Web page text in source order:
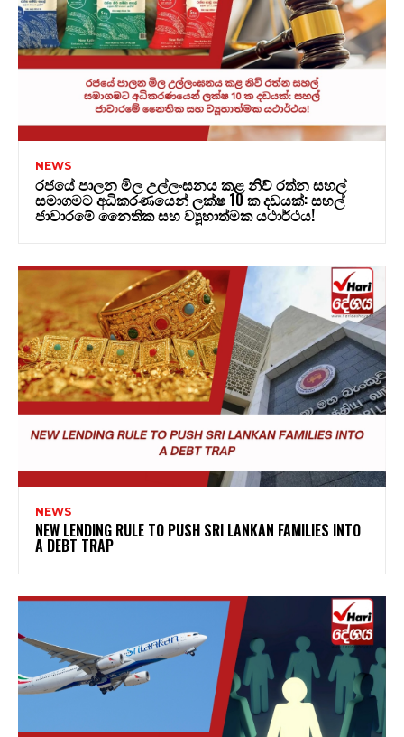
NEWS
රජයේ පාලන මිල උල්ලංඝනය කළ නිව් රත්න සහල්
සමාගමට අධිකරණයෙන් ලක්ෂ 10 ක දඩයක්: සහල්
ජාවාරමේ නෛතික සහ ව්‍යූහාත්මක යථාර්ථය!
NEWS
NEW LENDING RULE TO PUSH SRI LANKAN FAMILIES INTO
A DEBT TRAP